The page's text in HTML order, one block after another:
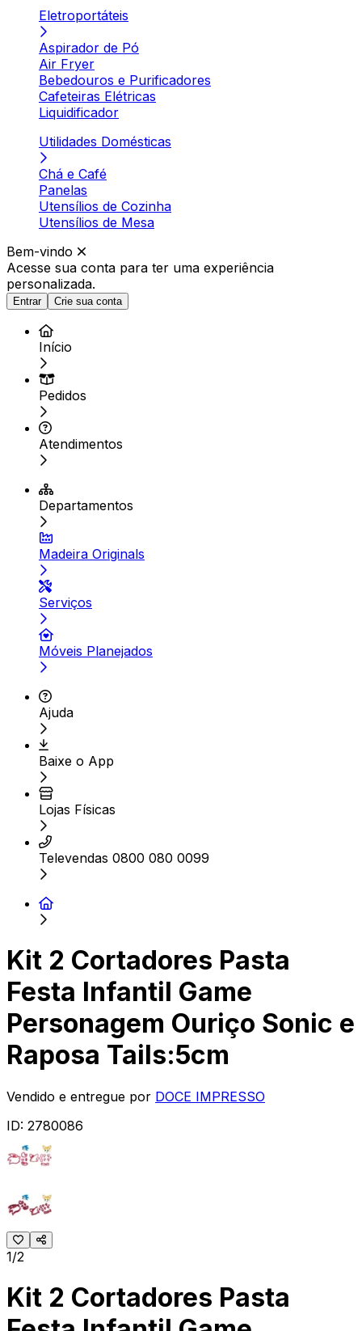
Eletroportáteis
Aspirador de Pó
Air Fryer
Bebedouros e Purificadores
Cafeteiras Elétricas
Liquidificador
Utilidades Domésticas
Chá e Café
Panelas
Utensílios de Cozinha
Utensílios de Mesa
Bem-vindo
Acesse sua conta para ter uma experiência
personalizada.
Entrar Crie sua conta
Início
Pedidos
Atendimentos
Departamentos
Madeira Originals
Serviços
Móveis Planejados
Ajuda
Baixe o App
Lojas Físicas
Televendas 0800 080 0099
Kit 2 Cortadores Pasta
Festa Infantil Game
Personagem Ouriço Sonic e
Raposa Tails:5cm
Vendido e entregue por DOCE IMPRESSO
ID: 2780086
1/2
Kit 2 Cortadores Pasta